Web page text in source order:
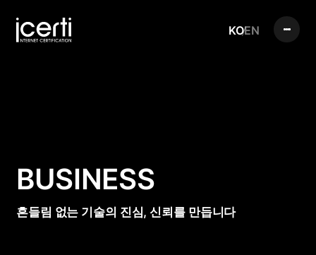
KOEN
BUSINESS
흔들림 없는 기술의 진심, 신뢰를 만듭니다